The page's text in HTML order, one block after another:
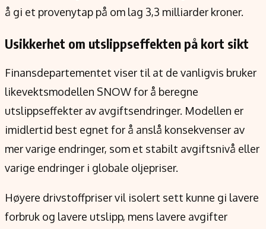
å gi et provenytap på om lag 3,3 milliarder kroner.
Usikkerhet om utslippseffekten på kort sikt
Finansdepartementet viser til at de vanligvis bruker
likevektsmodellen SNOW for å beregne
utslippseffekter av avgiftsendringer. Modellen er
imidlertid best egnet for å anslå konsekvenser av
mer varige endringer, som et stabilt avgiftsnivå eller
varige endringer i globale oljepriser.
Høyere drivstoffpriser vil isolert sett kunne gi lavere
forbruk og lavere utslipp, mens lavere avgifter